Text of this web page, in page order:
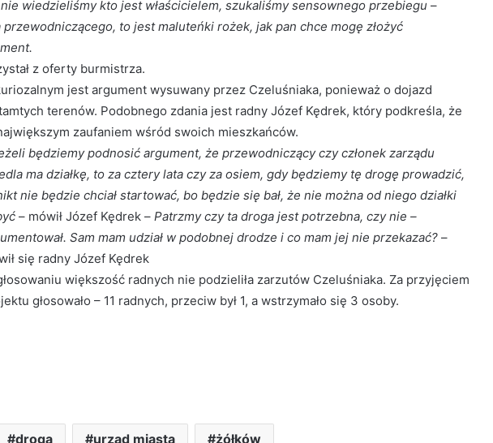
wiedzieliśmy kto jest właścicielem, szukaliśmy sensownego przebiegu –
przewodniczącego, to jest maluteńki rożek, jak pan chce mogę złożyć
z oferty burmistrza.
jest argument wysuwany przez Czeluśniaka, ponieważ o dojazd
terenów. Podobnego zdania jest radny Józef Kędrek, który podkreśla, że
zaufaniem wśród swoich mieszkańców.
będziemy podnosić argument, że przewodniczący czy członek zarządu
ma działkę, to za cztery lata czy za osiem, gdy będziemy tę drogę prowadzić,
nie będzie chciał startować, bo będzie się bał, że nie można od niego działki
– mówił Józef Kędrek – Patrzmy czy ta droga jest potrzebna, czy nie –
Sam mam udział w podobnej drodze i co mam jej nie przekazać? –
się radny Józef Kędrek
większość radnych nie podzieliła zarzutów Czeluśniaka. Za przyjęciem
głosowało – 11 radnych, przeciw był 1, a wstrzymało się 3 osoby.
droga urząd miasta żółków